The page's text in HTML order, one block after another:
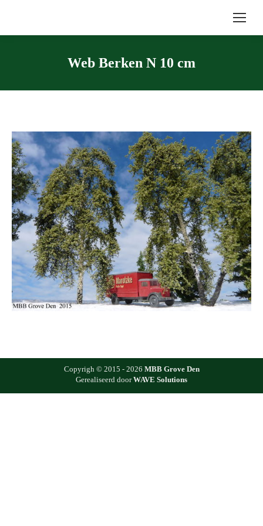
Web Berken N 10 cm
Copyrigh © 2015 - 2026 MBB Grove Den
Gerealiseerd doorWAVE Solutions